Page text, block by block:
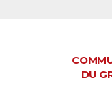
DU